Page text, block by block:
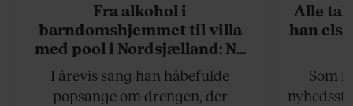
Fra alkohol i
barndomshjemmet til villa
med pool i Nordsjælland: Nu
skal du høre sandheden om
Rasmus Seebach
I årevis sang han håbefulde
popsange om drengen, der
Alle
han
Som